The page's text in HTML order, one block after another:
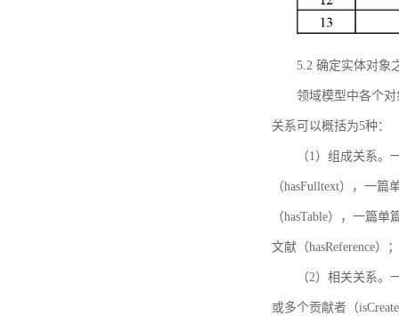
5.2 确定实体对象
领域模型中各个
关系可以概括为5种：
（1）组成关系
（hasFulltext），一
（hasTable），一篇
文献（hasReference）；
（2）相关关系
或多个贡献者（